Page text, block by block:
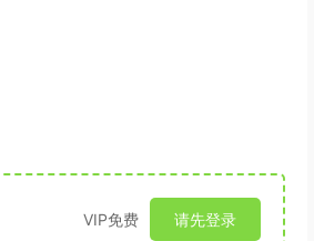
VIP免费 请先登录